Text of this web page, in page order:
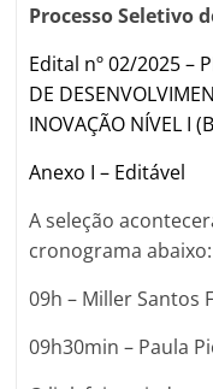
Processo Seletivo
Edital nº 02/2025 –
DE
INOVAÇÃO NÍVEL I
Anexo I – Editável
A seleção
cronograma abaixo:
09h – Miller Santos
09h30min – Paula